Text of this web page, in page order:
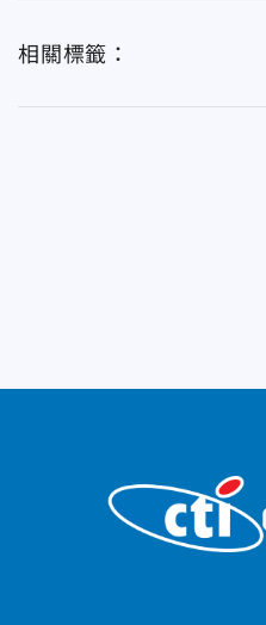
相關標籤：